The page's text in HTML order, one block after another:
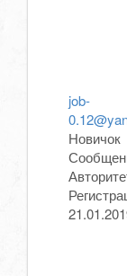
job-
Новичок